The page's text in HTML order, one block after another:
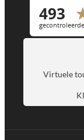
Virtuele